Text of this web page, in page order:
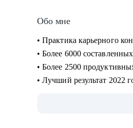
Обо мне
• Практика карьерного
• Более 6000
• Более 2500
• Лучший результат 2022